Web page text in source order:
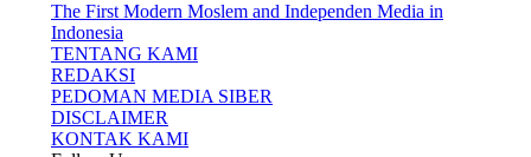
The First Modern Moslem and Independen Media in
Indonesia
TENTANG KAMI
REDAKSI
PEDOMAN MEDIA SIBER
DISCLAIMER
KONTAK KAMI